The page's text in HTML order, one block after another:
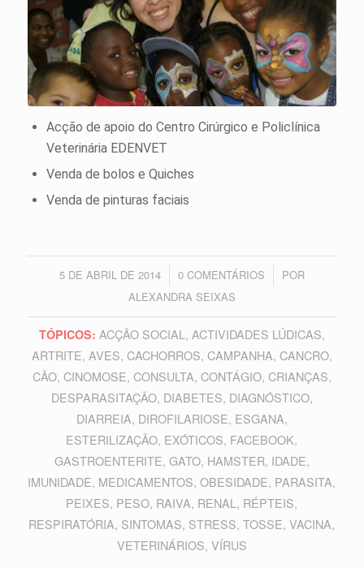
Acção de apoio do Centro Cirúrgico e Policlínica
Veterinária EDENVET
Venda de bolos e Quiches
Venda de pinturas faciais
5 DE ABRIL DE 2014
/ 0 COMENTÁRIOS
/
POR
ALEXANDRA SEIXAS
TÓPICOS: ACÇÃO SOCIAL , ACTIVIDADES LÚDICAS,
ARTRITE, AVES, CACHORROS, CAMPANHA, CANCRO,
CÃO, CINOMOSE, CONSULTA, CONTÁGIO, CRIANÇAS,
DESPARASITAÇÃO, DIABETES, DIAGNÓSTICO,
DIARREIA, DIROFILARIOSE, ESGANA,
ESTERILIZAÇÃO, EXÓTICOS, FACEBOOK,
GASTROENTERITE, GATO, HAMSTER, IDADE,
IMUNIDADE, MEDICAMENTOS,OBESIDADE, PARASITA,
PEIXES, PESO, RAIVA, RENAL , RÉPTEIS,
RESPIRATÓRIA, SINTOMAS, STRESS,TOSSE,VACINA,
VETERINÁRIOS, VÍRUS